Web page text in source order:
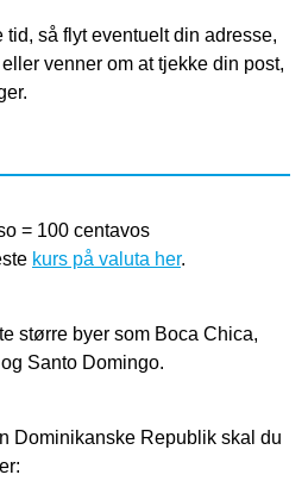
så flyt eventuelt din adresse,
venner om at tjekke din post,
= 100 centavos
kurs på valuta her.
større byer som Boca Chica,
Santo Domingo.
Dominikanske Republik skal du